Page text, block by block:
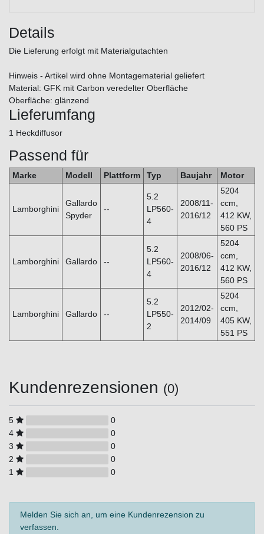
Details
Die Lieferung erfolgt mit Materialgutachten
Hinweis - Artikel wird ohne Montagematerial geliefert
Material: GFK mit Carbon veredelter Oberfläche
Oberfläche: glänzend
Lieferumfang
1 Heckdiffusor
Passend für
Marke Modell Plattform Typ Baujahr Motor
Lamborghini
Gallardo
Spyder
--
5.2
LP560-
4
2008/11-
2016/12
5204
ccm,
412 KW,
560 PS
Lamborghini Gallardo --
5.2
LP560-
4
2008/06-
2016/12
5204
ccm,
412 KW,
560 PS
Lamborghini Gallardo --
5.2
LP550-
2
2012/02-
2014/09
5204
ccm,
405 KW,
551 PS
Kundenrezensionen (0)
5
0
4
0
3
0
2
0
1
0
Melden Sie sich an, um eine Kundenrezension zu
verfassen.